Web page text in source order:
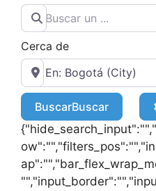
Cerca de
BuscarBuscar